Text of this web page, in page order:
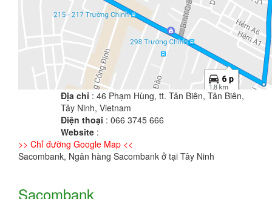
Địa chỉ : 46 Phạm Hùng, tt. Tân Biên, Tân Biên,
Tây Ninh, Vietnam
Điện thoại : 066 3745 666
Website :
>> Chỉ đường Google Map <<
Sacombank, Ngân hàng Sacombank ở tại Tây Ninh
Sacombank